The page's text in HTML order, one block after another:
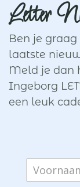
Letter
Ben je
laatste
Meld je dan
Ingeborg
een leuk